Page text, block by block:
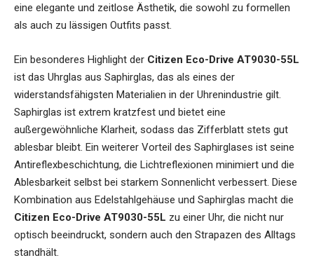
eine elegante und zeitlose Ästhetik, die sowohl zu formellen
als auch zu lässigen Outfits passt.
Ein besonderes Highlight der Citizen Eco-Drive AT9030-55L
ist das Uhrglas aus Saphirglas, das als eines der
widerstandsfähigsten Materialien in der Uhrenindustrie gilt.
Saphirglas ist extrem kratzfest und bietet eine
außergewöhnliche Klarheit, sodass das Zifferblatt stets gut
ablesbar bleibt. Ein weiterer Vorteil des Saphirglases ist seine
Antireflexbeschichtung, die Lichtreflexionen minimiert und die
Ablesbarkeit selbst bei starkem Sonnenlicht verbessert. Diese
Kombination aus Edelstahlgehäuse und Saphirglas macht die
Citizen Eco-Drive AT9030-55L zu einer Uhr, die nicht nur
optisch beeindruckt, sondern auch den Strapazen des Alltags
standhält.